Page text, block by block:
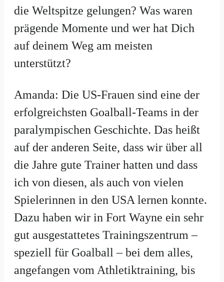
die Weltspitze gelungen? Was waren
prägende Momente und wer hat Dich
auf deinem Weg am meisten
unterstützt?
Amanda: Die US-Frauen sind eine der
erfolgreichsten Goalball-Teams in der
paralympischen Geschichte. Das heißt
auf der anderen Seite, dass wir über all
die Jahre gute Trainer hatten und dass
ich von diesen, als auch von vielen
Spielerinnen in den USA lernen konnte.
Dazu haben wir in Fort Wayne ein sehr
gut ausgestattetes Trainingszentrum –
speziell für Goalball – bei dem alles,
angefangen vom Athletiktraining, bis